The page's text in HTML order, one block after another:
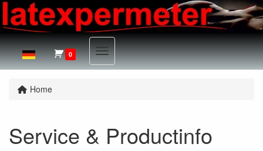
0 Menu
Home
Service & Productinfo